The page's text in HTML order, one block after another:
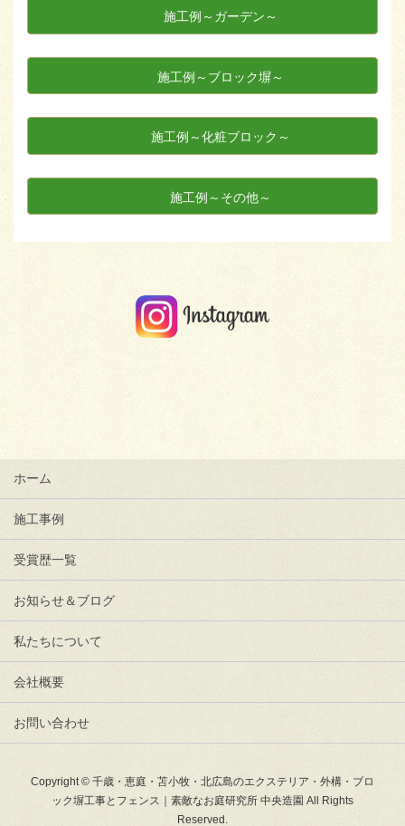
施工例～ガーデン～
施工例～ブロック塀～
施工例～化粧ブロック～
施工例～その他～
ホーム
施工事例
受賞歴一覧
お知らせ＆ブログ
私たちについて
会社概要
お問い合わせ
Copyright © 千歳・恵庭・苫小牧・北広島のエクステリア・外構・ブロ
ック塀工事とフェンス｜素敵なお庭研究所 中央造園 All Rights
Reserved.